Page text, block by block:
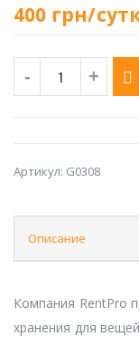
400 грн/
Артикул: G0308
Описание
Компания RentPro
хранения для